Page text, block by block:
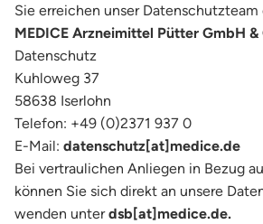
Sie erreichen unser
MEDICE Arzneimittel Pütter GmbH &
Datenschutz
Kuhloweg 37
58638 Iserlohn
Telefon: +49 (0)2371 937 0
E-Mail: datenschutz[at]medice.de
Bei vertraulichen Anliegen in Bezug
können Sie sich direkt an unsere
wenden unterdsb[at]medice.de.